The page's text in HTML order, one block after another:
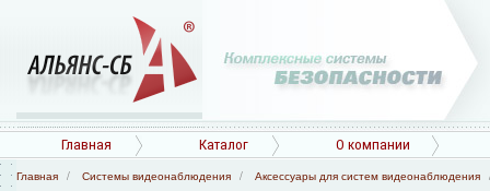
Главная Каталог О компании
Главная Системы видеонаблюдения Аксессуары для систем видеонаблюдения